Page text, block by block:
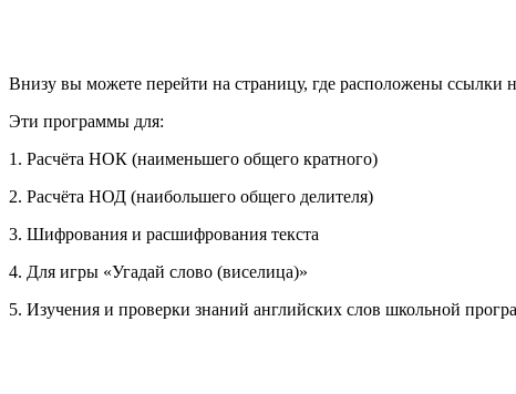
Внизу вы можете перейти на страницу, где расположены
Эти программы для:
1. Расчёта НОК (наименьшего общего кратного)
2. Расчёта НОД (наибольшего общего делителя)
3. Шифрования и расшифрования текста
4. Для игры «Угадай слово (виселица)»
5. Изучения и проверки знаний английских слов школьной